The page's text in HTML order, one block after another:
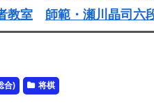
教室 師範・瀬川晶司六
合) 将棋